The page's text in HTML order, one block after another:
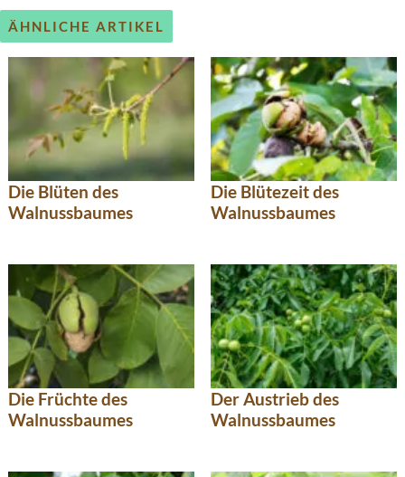
ÄHNLICHE ARTIKEL
Die Blüten des
Walnussbaumes
Die Blütezeit des
Walnussbaumes
Die Früchte des
Walnussbaumes
Der Austrieb des
Walnussbaumes